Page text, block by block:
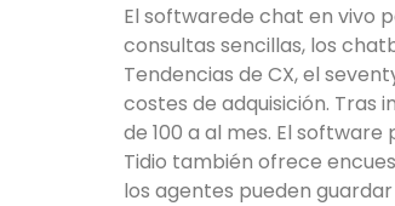
El softwarede chat en vivo
consultas sencillas, los
Tendencias de CX, el
costes de adquisición. Tras
de 100 a al mes. El
Tidio también ofrece
los agentes pueden